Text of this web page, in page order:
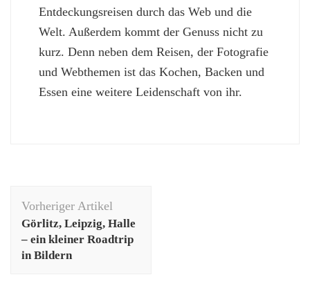
Entdeckungsreisen durch das Web und die
Welt. Außerdem kommt der Genuss nicht zu
kurz. Denn neben dem Reisen, der Fotografie
und Webthemen ist das Kochen, Backen und
Essen eine weitere Leidenschaft von ihr.
Vorheriger Artikel
Görlitz, Leipzig, Halle
– ein kleiner Roadtrip
in Bildern